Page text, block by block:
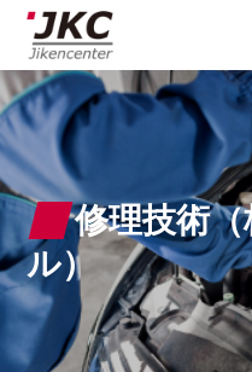
修理技術
ル）